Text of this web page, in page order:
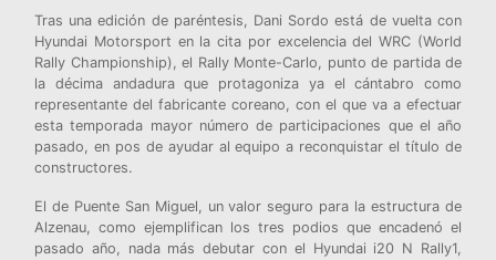
Tras una edición de paréntesis, Dani Sordo está de vuelta con
Hyundai Motorsport en la cita por excelencia del WRC (World
Rally Championship), el Rally Monte-Carlo, punto de partida de
la décima andadura que protagoniza ya el cántabro como
representante del fabricante coreano, con el que va a efectuar
esta temporada mayor número de participaciones que el año
pasado, en pos de ayudar al equipo a reconquistar el título de
constructores.
El de Puente San Miguel, un valor seguro para la estructura de
Alzenau, como ejemplifican los tres podios que encadenó el
pasado año, nada más debutar con el Hyundai i20 N Rally1,